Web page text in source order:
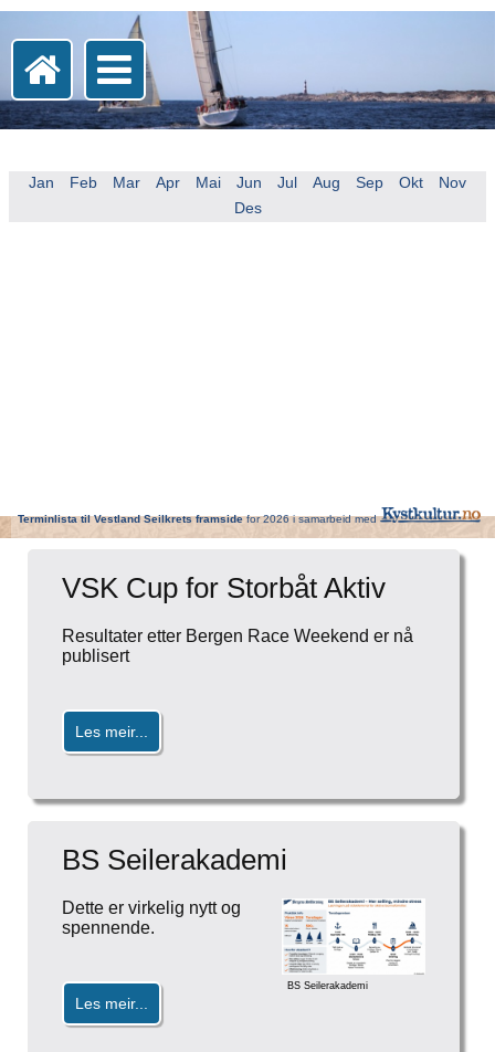
VSK Cup for Storbåt Aktiv
Resultater etter Bergen Race Weekend er nå
publisert
Les meir...
BS Seilerakademi
BS Seilerakademi
Dette er virkelig nytt og
spennende.
Les meir...